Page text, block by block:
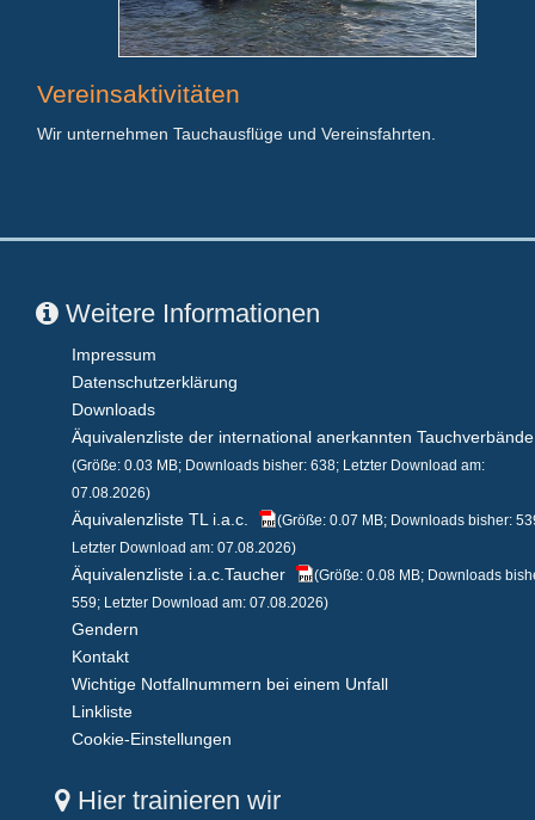
Vereinsaktivitäten
Wir unternehmen Tauchausflüge und Vereinsfahrten.
Weitere Informationen
Impressum
Datenschutzerklärung
Downloads
Äquivalenzliste der international anerkannten Tauchverbände
(Größe: 0.03 MB; Downloads bisher: 638; Letzter Download am:
07.08.2026)
Äquivalenzliste TL i.a.c.
(Größe: 0.07 MB; Downloads bisher:
Letzter Download am: 07.08.2026)
Äquivalenzliste i.a.c.Taucher
(Größe: 0.08 MB; Downloads
559; Letzter Download am: 07.08.2026)
Gendern
Kontakt
Wichtige Notfallnummern bei einem Unfall
Linkliste
Cookie-Einstellungen
Hier trainieren wir